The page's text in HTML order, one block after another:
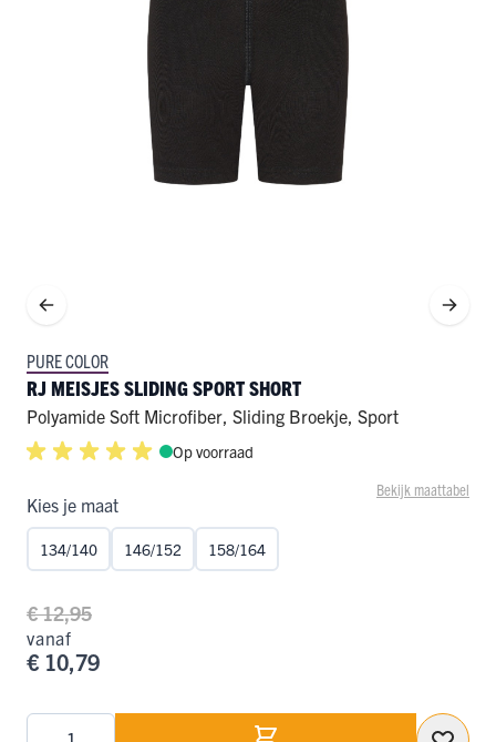
PURE COLOR
RJ MEISJES SLIDING SPORT SHORT
Polyamide Soft Microfiber, Sliding Broekje, Sport
Op voorraad
Bekijk maattabel
Kies je maat
134/140 146/152 158/164
€ 12,95
vanaf
€ 10,79